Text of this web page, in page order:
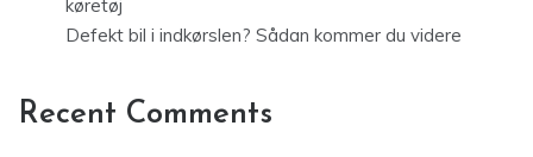
Defekt bil i indkørslen? Sådan kommer du videre